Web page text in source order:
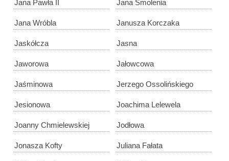
Jana Pawła II
Jana Smolenia
Jana Wróbla Janusza Korczaka
Jaskółcza Jasna
Jaworowa Jałowcowa
Jaśminowa Jerzego Ossolińskiego
Jesionowa Joachima Lelewela
Joanny Chmielewskiej Jodłowa
Jonasza Kofty Juliana Fałata